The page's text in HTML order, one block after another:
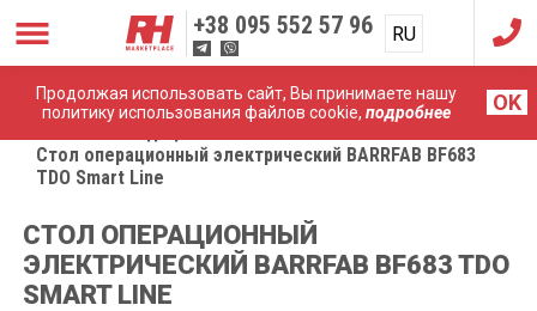
Продолжая использовать сайт, Вы принимаете нашу
политику использования файлов cookie, подробнее OK
+38 095 552 57 96 RU
UA
Стол операционный электрический BARRFAB BF683
TDO Smart Line
СТОЛ ОПЕРАЦИОННЫЙ
ЭЛЕКТРИЧЕСКИЙ BARRFAB BF683 TDO
SMART LINE